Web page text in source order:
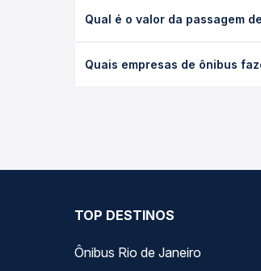
executivo ou leito) e as
Qual é o valor da passagem
de poltrona e a antecedência
Quais empresas de ônibus
TOP DESTINOS
Ônibus Rio de Janeiro